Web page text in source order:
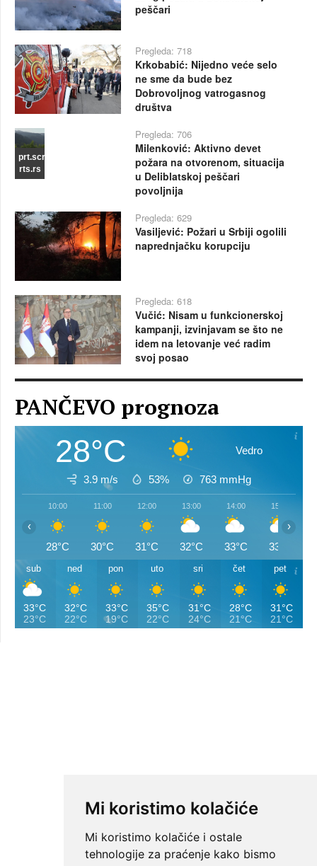
Mi koristimo kolačiće
Mi koristimo kolačiće i ostale
tehnologije za praćenje kako bismo
peščari
Pregleda: 718
Krkobabić: Nijedno veće selo
ne sme da bude bez
Dobrovoljnog vatrogasnog
društva
prt.scr
rts.rs
Pregleda: 706
Milenković: Aktivno devet
požara na otvorenom, situacija
u Deliblatskoj peščari
povoljnija
Pregleda: 629
Vasiljević: Požari u Srbiji ogolili
naprednjačku korupciju
Pregleda: 618
Vučić: Nisam u funkcionerskoj
kampanji, izvinjavam se što ne
idem na letovanje već radim
svoj posao
PANČEVO prognoza
28°C Vedro
3.9 m/s 53% 763 mmHg
10:00
28°C
11:00
30°C
12:00
31°C
13:00
32°C
14:00
33°C
15:00
33°C
‹ ›
sub
33°C
23°C
ned
32°C
22°C
pon
33°C
19°C
uto
35°C
22°C
sri
31°C
24°C
čet
28°C
21°C
pet
31°C
21°C